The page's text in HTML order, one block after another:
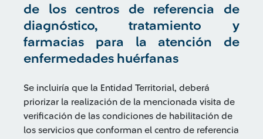
de los centros de referencia de
diagnóstico, tratamiento y
farmacias para la atención de
enfermedades huérfanas
Se incluiría que la Entidad Territorial, deberá
priorizar la realización de la mencionada visita de
verificación de las condiciones de habilitación de
los servicios que conforman el centro de referencia